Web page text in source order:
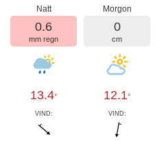
Natt
0.6
mm regn
13.4°
VIND:
Morgon
0
cm
12.1°
VIND: